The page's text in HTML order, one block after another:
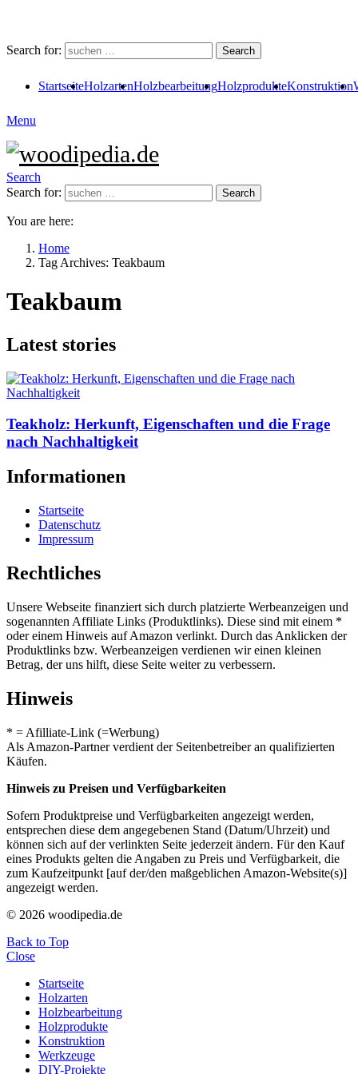
Search for: Search
StartseiteHolzartenHolzbearbeitungHolzprodukteKonstruktion
Menu
Search
Search for:
Search
You are here:
Home
Tag Archives: Teakbaum
Teakbaum
Latest stories
Teakholz: Herkunft, Eigenschaften und die Frage
nach Nachhaltigkeit
Informationen
Startseite
Datenschutz
Impressum
Rechtliches
Unsere Webseite finanziert sich durch platzierte Werbeanzeigen und
sogenannten Affiliate Links (Produktlinks). Diese sind mit einem *
oder einem Hinweis auf Amazon verlinkt. Durch das Anklicken der
Produktlinks bzw. Werbeanzeigen verdienen wir einen kleinen
Betrag, der uns hilft, diese Seite weiter zu verbessern.
Hinweis
* = Afilliate-Link (=Werbung)
Als Amazon-Partner verdient der Seitenbetreiber an qualifizierten
Käufen.
Hinweis zu Preisen und Verfügbarkeiten
Sofern Produktpreise und Verfügbarkeiten angezeigt werden,
entsprechen diese dem angegebenen Stand (Datum/Uhrzeit) und
können sich auf der verlinkten Seite jederzeit ändern. Für den Kauf
eines Produkts gelten die Angaben zu Preis und Verfügbarkeit, die
zum Kaufzeitpunkt [auf der/den maßgeblichen Amazon-Website(s)]
angezeigt werden.
© 2026 woodipedia.de
Back to Top
Close
Startseite
Holzarten
Holzbearbeitung
Holzprodukte
Konstruktion
Werkzeuge
DIY-Projekte